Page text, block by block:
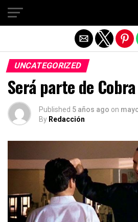
UNCATEGORIZED
Será parte de
Published 5 años ago on
By Redacción